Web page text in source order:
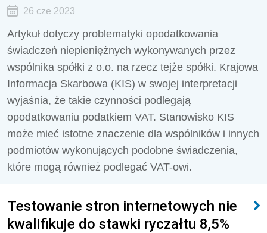
26 cze 2023
Artykuł dotyczy problematyki opodatkowania
świadczeń niepieniężnych wykonywanych przez
wspólnika spółki z o.o. na rzecz tejże spółki. Krajowa
Informacja Skarbowa (KIS) w swojej interpretacji
wyjaśnia, że takie czynności podlegają
opodatkowaniu podatkiem VAT. Stanowisko KIS
może mieć istotne znaczenie dla wspólników i innych
podmiotów wykonujących podobne świadczenia,
które mogą również podlegać VAT-owi.
Testowanie stron internetowych nie
kwalifikuje do stawki ryczałtu 8,5%